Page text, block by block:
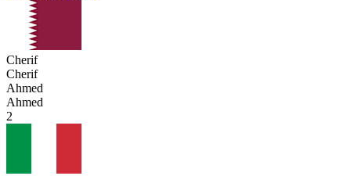
Cherif
Cherif
Ahmed
Ahmed
2